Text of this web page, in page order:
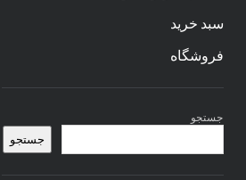
سبد خرید
فروشگاه
کناری
جستجو
جستجو